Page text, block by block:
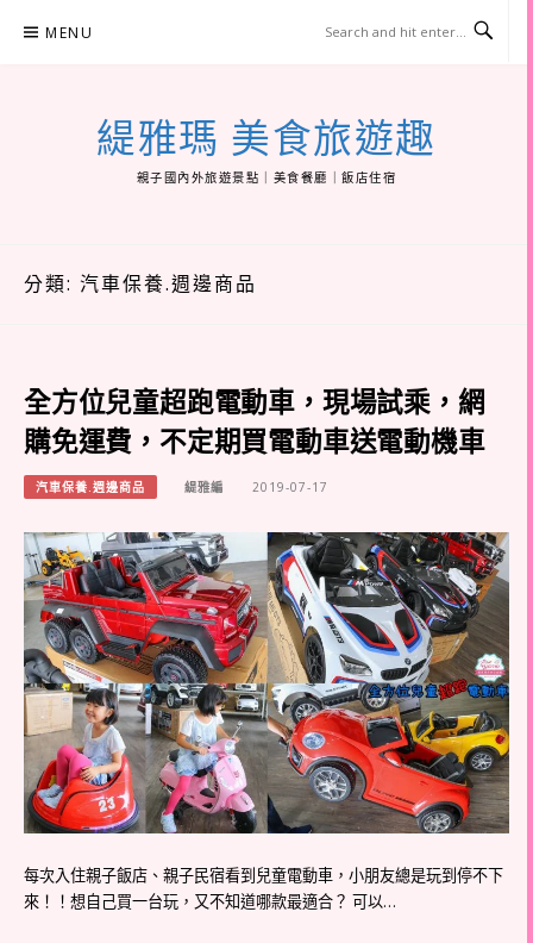
MENU
緹雅瑪 美食旅遊趣
親子國內外旅遊景點｜美食餐廳｜飯店住宿
分類: 汽車保養.週邊商品
全方位兒童超跑電動車，現場試乘，網
購免運費，不定期買電動車送電動機車
汽車保養.週邊商品 緹雅編 2019-07-17
每次入住親子飯店、親子民宿看到兒童電動車，小朋友總是玩到停不下
來！！想自己買一台玩，又不知道哪款最適合？ 可以…